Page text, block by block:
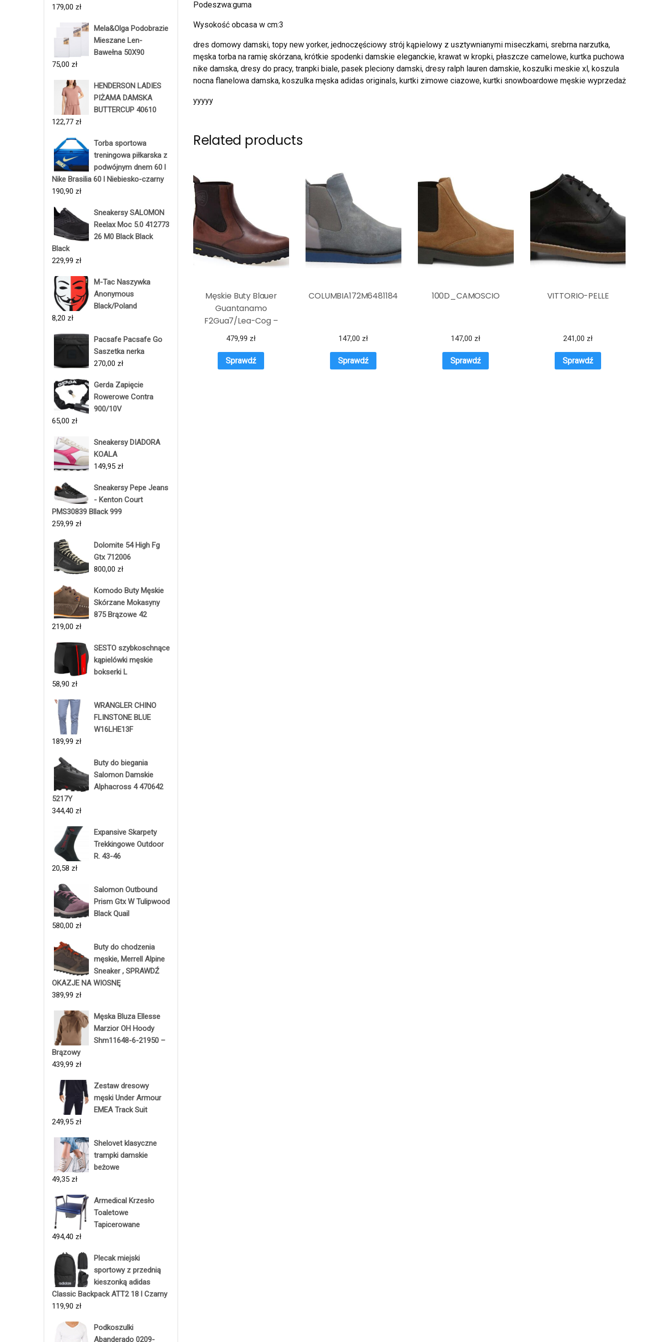
179,00 zł
Mela&Olga Podobrazie
Mieszane Len-
Bawełna 50X90
75,00 zł
HENDERSON LADIES
PIŻAMA DAMSKA
BUTTERCUP 40610
122,77 zł
Torba sportowa
treningowa piłkarska z
podwójnym dnem 60 l
Nike Brasilia 60 l Niebiesko-czarny
190,90 zł
Sneakersy SALOMON
Reelax Moc 5.0 412773
26 M0 Black Black
Black
229,99 zł
M-Tac Naszywka
Anonymous
Black/Poland
8,20 zł
Pacsafe Pacsafe Go
Saszetka nerka
270,00 zł
Gerda Zapięcie
Rowerowe Contra
900/10V
65,00 zł
Sneakersy DIADORA
KOALA
149,95 zł
Sneakersy Pepe Jeans
- Kenton Court
PMS30839 Bllack 999
259,99 zł
Dolomite 54 High Fg
Gtx 712006
800,00 zł
Komodo Buty Męskie
Skórzane Mokasyny
875 Brązowe 42
219,00 zł
SESTO szybkoschnące
kąpielówki męskie
bokserki L
58,90 zł
WRANGLER CHINO
FLINSTONE BLUE
W16LHE13F
189,99 zł
Buty do biegania
Salomon Damskie
Alphacross 4 470642
5217Y
344,40 zł
Expansive Skarpety
Trekkingowe Outdoor
R. 43-46
20,58 zł
Salomon Outbound
Prism Gtx W Tulipwood
Black Quail
580,00 zł
Buty do chodzenia
męskie, Merrell Alpine
Sneaker , SPRAWDŹ
OKAZJE NA WIOSNĘ
389,99 zł
Męska Bluza Ellesse
Marzior OH Hoody
Shm11648-6-21950 –
Brązowy
439,99 zł
Zestaw dresowy
męski Under Armour
EMEA Track Suit
249,95 zł
Shelovet klasyczne
trampki damskie
beżowe
49,35 zł
Armedical Krzesło
Toaletowe
Tapicerowane
494,40 zł
Plecak miejski
sportowy z przednią
kieszonką adidas
Classic Backpack ATT2 18 l Czarny
119,90 zł
Podkoszulki
Abanderado 0209-
Podeszwa:guma
Wysokość obcasa w cm:3
dres domowy damski, topy new yorker, jednoczęściowy strój kąpielowy z usztywnianymi miseczkami, srebrna narzutka,
męska torba na ramię skórzana, krótkie spodenki damskie eleganckie, krawat w kropki, płaszcze camelowe, kurtka puchowa
nike damska, dresy do pracy, tranpki biale, pasek pleciony damski, dresy ralph lauren damskie, koszulki meskie xl, koszula
nocna flanelowa damska, koszulka męska adidas originals, kurtki zimowe ciazowe, kurtki snowboardowe męskie wyprzedaż
yyyyy
Related products
Męskie Buty Blauer
Guantanamo
F2Gua7/Lea-Cog –
Brązowy
479,99 zł
Sprawdź
COLUMBIA172M6481184
147,00 zł
Sprawdź
100D_CAMOSCIO
147,00 zł
Sprawdź
VITTORIO-PELLE
241,00 zł
Sprawdź